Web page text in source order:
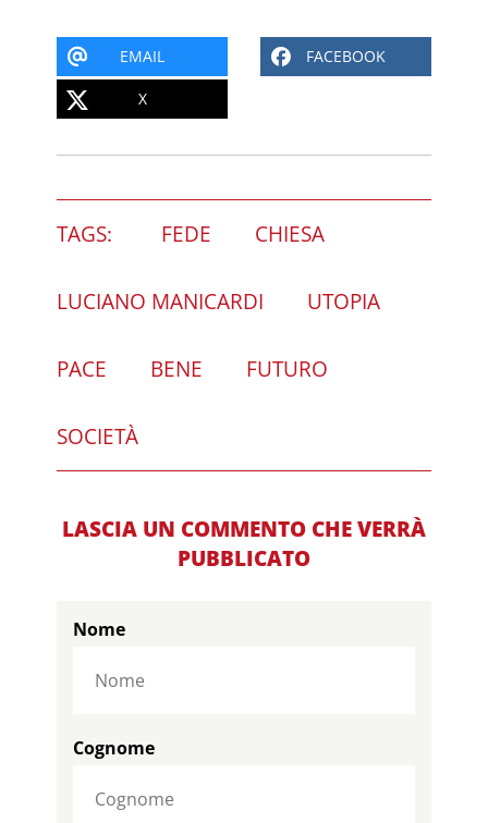
EMAIL FACEBOOK
X
TAGS: FEDE CHIESA
LUCIANO MANICARDI UTOPIA
PACE BENE FUTURO
SOCIETÀ
LASCIA UN COMMENTO CHE VERRÀ
PUBBLICATO
Nome
Cognome